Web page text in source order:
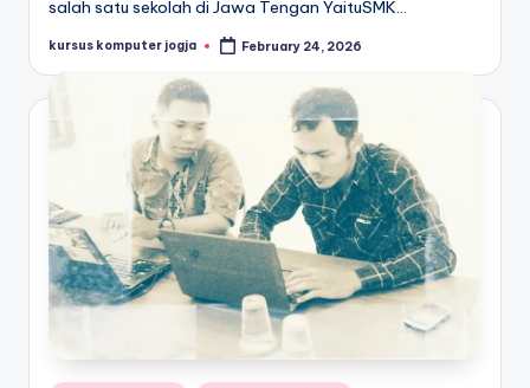
salah satu sekolah di Jawa Tengan YaituSMK…
kursus komputer jogja February 24, 2026